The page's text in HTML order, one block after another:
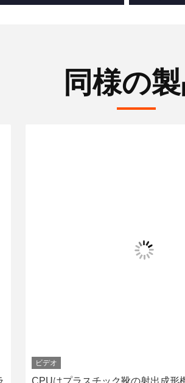
同様の
ビデオ
CPUはプラスチック靴の射出成形機